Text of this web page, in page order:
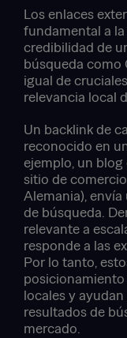
Los enlaces
fundamental a
credibilidad de
búsqueda como
igual de
relevancia local
Un backlink de
reconocido en
ejemplo, un
sitio de
Alemania),
de búsqueda.
relevante a
responde a las
Por lo tanto,
posicionamiento
locales y
resultados de
mercado.